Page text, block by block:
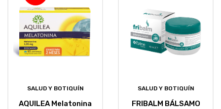
SALUD Y BOTIQUÍN
AQUILEA Melatonina
SALUD Y BOTIQUÍN
FRIBALM BÁLSAMO